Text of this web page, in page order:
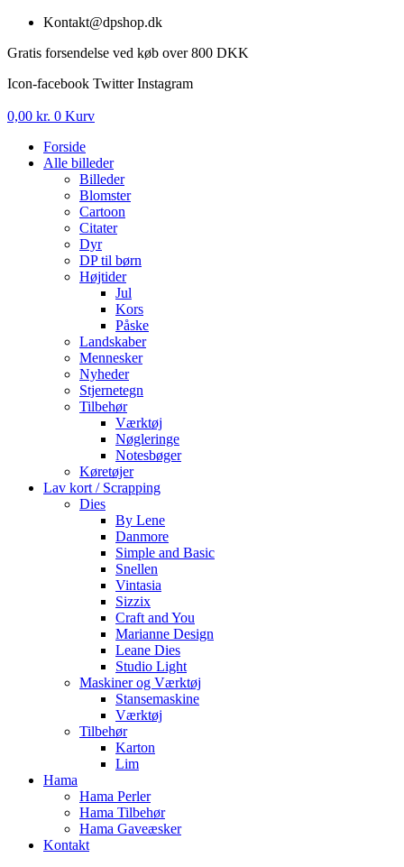
Videre
indhold
Kontakt@dpshop.dk
Gratis forsendelse ved køb over 800 DKK
Icon-facebook Twitter Instagram
0,00 kr. 0 Kurv
Forside
Alle billeder
Billeder
Blomster
Cartoon
Citater
Dyr
DP til børn
Højtider
Jul
Kors
Påske
Landskaber
Mennesker
Nyheder
Stjernetegn
Tilbehør
Værktøj
Nøgleringe
Notesbøger
Køretøjer
Lav kort / Scrapping
Dies
By Lene
Danmore
Simple and Basic
Snellen
Vintasia
Sizzix
Craft and You
Marianne Design
Leane Dies
Studio Light
Maskiner og Værktøj
Stansemaskine
Værktøj
Tilbehør
Karton
Lim
Hama
Hama Perler
Hama Tilbehør
Hama Gaveæsker
Kontakt